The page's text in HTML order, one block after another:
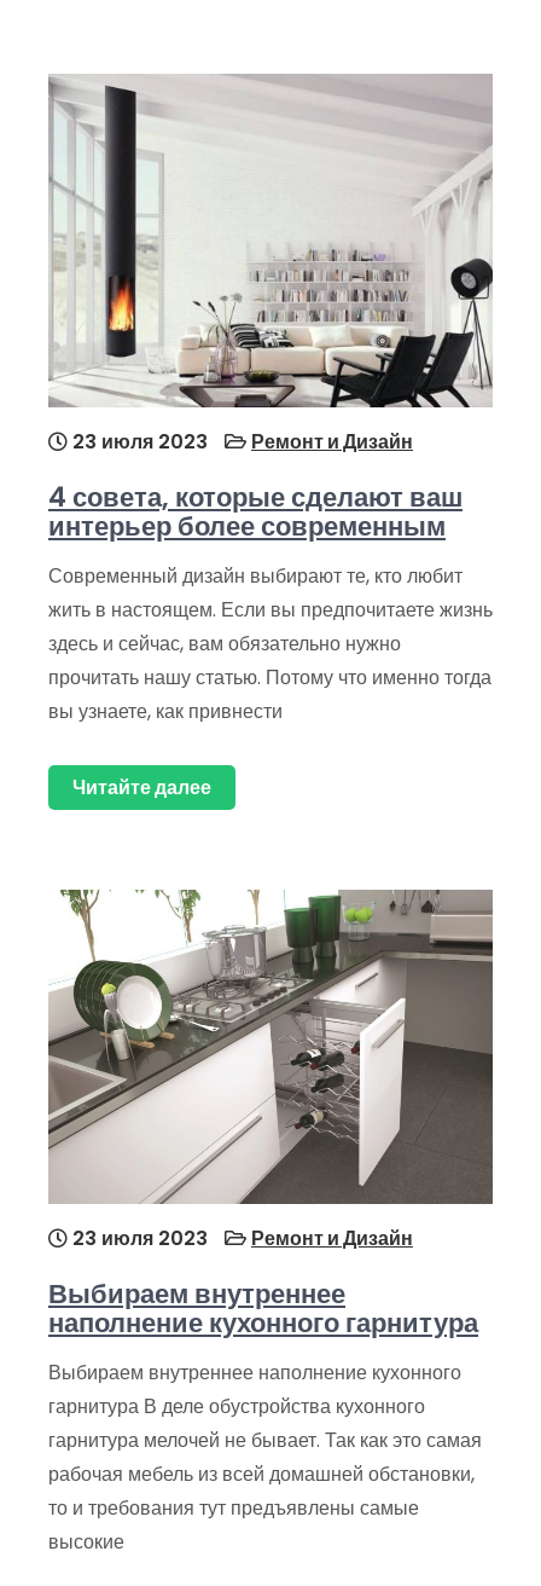
23 июля 2023 Ремонт и Дизайн
4 совета, которые сделают ваш
интерьер более современным
Современный дизайн выбирают те, кто любит
жить в настоящем. Если вы предпочитаете жизнь
здесь и сейчас, вам обязательно нужно
прочитать нашу статью. Потому что именно тогда
вы узнаете, как привнести
Читайте далее
23 июля 2023 Ремонт и Дизайн
Выбираем внутреннее
наполнение кухонного гарнитура
Выбираем внутреннее наполнение кухонного
гарнитура В деле обустройства кухонного
гарнитура мелочей не бывает. Так как это самая
рабочая мебель из всей домашней обстановки,
то и требования тут предъявлены самые
высокие